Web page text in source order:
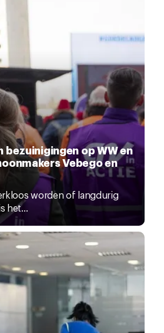
bezuinigingen op WW en
Vebego en
worden of langdurig
het...